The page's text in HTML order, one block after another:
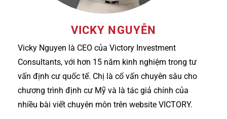
VICKY NGUYỄN
Vicky Nguyen là CEO của Victory Investment
Consultants, với hơn 15 năm kinh nghiệm trong tư
vấn định cư quốc tế. Chị là cố vấn chuyên sâu cho
chương trình định cư Mỹ và là tác giả chính của
nhiều bài viết chuyên môn trên website VICTORY.